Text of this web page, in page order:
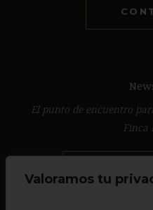
Valoramos tu
El punto de encuentro
Finca